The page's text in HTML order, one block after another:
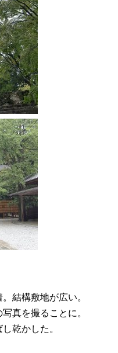
結構敷地が広い。
真を撮ることに。
乾かした。